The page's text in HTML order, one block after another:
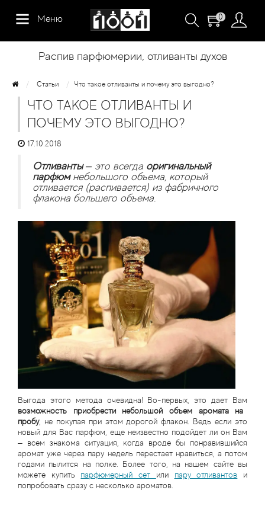
Меню 0
N O P R S T V X Y Z
Распив парфюмерии, отливанты духов
Статьи Что такое отливанты и почему это выгодно?
ЧТО ТАКОЕ ОТЛИВАНТЫ И
ПОЧЕМУ ЭТО ВЫГОДНО?
17.10.2018
Отливанты– это всегда оригинальный
парфюмнебольшого объема, который
отливается (распивается) из фабричного
флакона большего объема.
Выгода этого метода очевидна! Во-первых, это дает Вам
возможность приобрести небольшой объем аромата на
пробу, не покупая при этом дорогой флакон. Ведь если это
новый для Вас парфюм, еще неизвестно подойдет ли он Вам
– всем знакома ситуация, когда вроде бы понравившийся
аромат уже через пару недель перестает нравиться, а потом
годами пылится на полке. Более того, на нашем сайте вы
можете купить парфюмерный сет или пару отливантов и
попробовать сразу с несколько ароматов.
Покупателям
О нас
Доставка и оплата
Вопросы и ответы
Контакты
Статьи
Мой аккаунт
История заказов
Рассылка новостей